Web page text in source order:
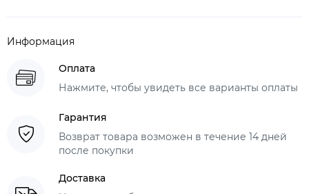
Информация
Оплата
Нажмите, чтобы увидеть все варианты оплаты
Гарантия
Возврат товара возможен в течение 14 дней
после покупки
Доставка